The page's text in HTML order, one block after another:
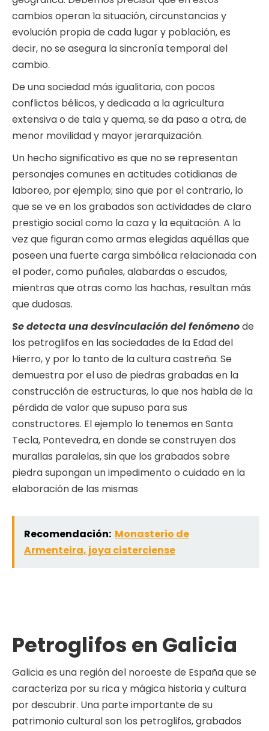
cambios operan la situación, circunstancias y
evolución propia de cada lugar y población, es
decir, no se asegura la sincronía temporal del
cambio.
De una sociedad más igualitaria, con pocos
conflictos bélicos, y dedicada a la agricultura
extensiva o de tala y quema, se da paso a otra, de
menor movilidad y mayor jerarquización.
Un hecho significativo es que no se representan
personajes comunes en actitudes cotidianas de
laboreo, por ejemplo; sino que por el contrario, lo
que se ve en los grabados son actividades de claro
prestigio social como la caza y la equitación. A la
vez que figuran como armas elegidas aquéllas que
poseen una fuerte carga simbólica relacionada con
el poder, como puñales, alabardas o escudos,
mientras que otras como las hachas, resultan más
que dudosas.
Se detecta una desvinculación del fenómenode
los petroglifos en las sociedades de la Edad del
Hierro, y por lo tanto de la cultura castreña. Se
demuestra por el uso de piedras grabadas en la
construcción de estructuras, lo que nos habla de la
pérdida de valor que supuso para sus
constructores. El ejemplo lo tenemos en Santa
Tecla, Pontevedra, en donde se construyen dos
murallas paralelas, sin que los grabados sobre
piedra supongan un impedimento o cuidado en la
elaboración de las mismas
Recomendación: Monasterio de
Armenteira, joya cisterciense
Petroglifos en Galicia
Galicia es una región del noroeste de España que se
caracteriza por su rica y mágica historia y cultura
por descubrir. Una parte importante de su
patrimonio cultural son los petroglifos, grabados